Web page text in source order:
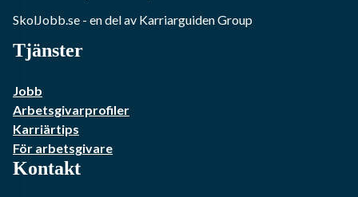
SkolJobb.se - en del av Karriarguiden Group
Tjänster
Jobb
Arbetsgivarprofiler
Karriärtips
För arbetsgivare
Kontakt